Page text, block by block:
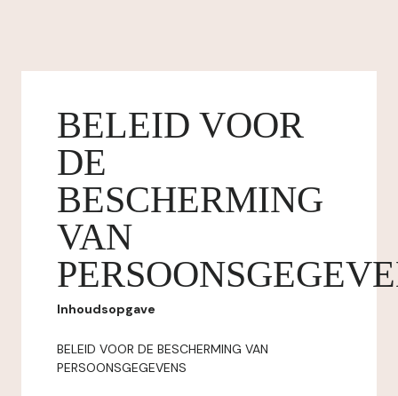
BELEID VOOR
DE
BESCHERMING
VAN
Inhoudsopgave
BELEID VOOR DE BESCHERMING VAN
PERSOONSGEGEVENS